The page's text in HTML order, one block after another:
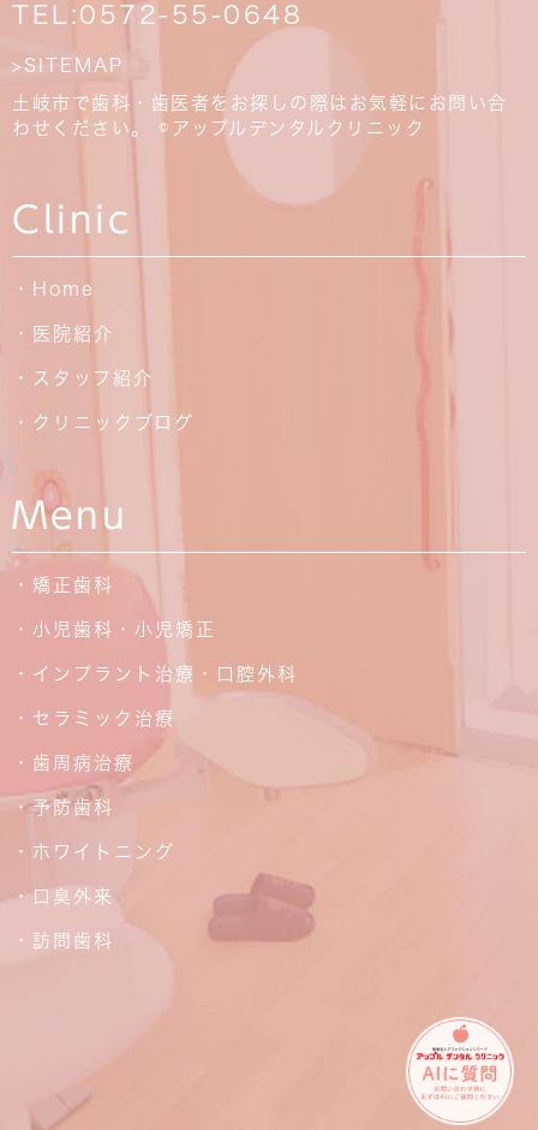
TEL:0572-55-0648
>SITEMAP
土岐市で歯科・歯医者をお探しの際はお気軽にお問い合
わせください。 ©アップルデンタルクリニック
Clinic
・Home
・医院紹介
・スタッフ紹介
・クリニックブログ
Menu
・矯正歯科
・小児歯科・小児矯正
・インプラント治療・口腔外科
・セラミック治療
・歯周病治療
・予防歯科
・ホワイトニング
・口臭外来
・訪問歯科